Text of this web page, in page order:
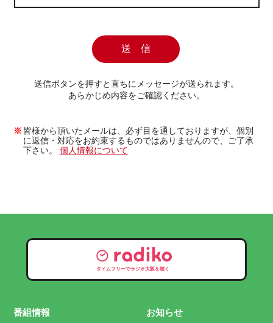
送信ボタンを押すと直ちにメッセージが送られます。
あらかじめ内容をご確認ください。
皆様から頂いたメールは、必ず目を通しておりますが、個別
に返信・対応をお約束するものではありませんので、ご了承
下さい。 個人情報について
タイムフリーでラジオ大阪を聴く
番組情報 お知らせ